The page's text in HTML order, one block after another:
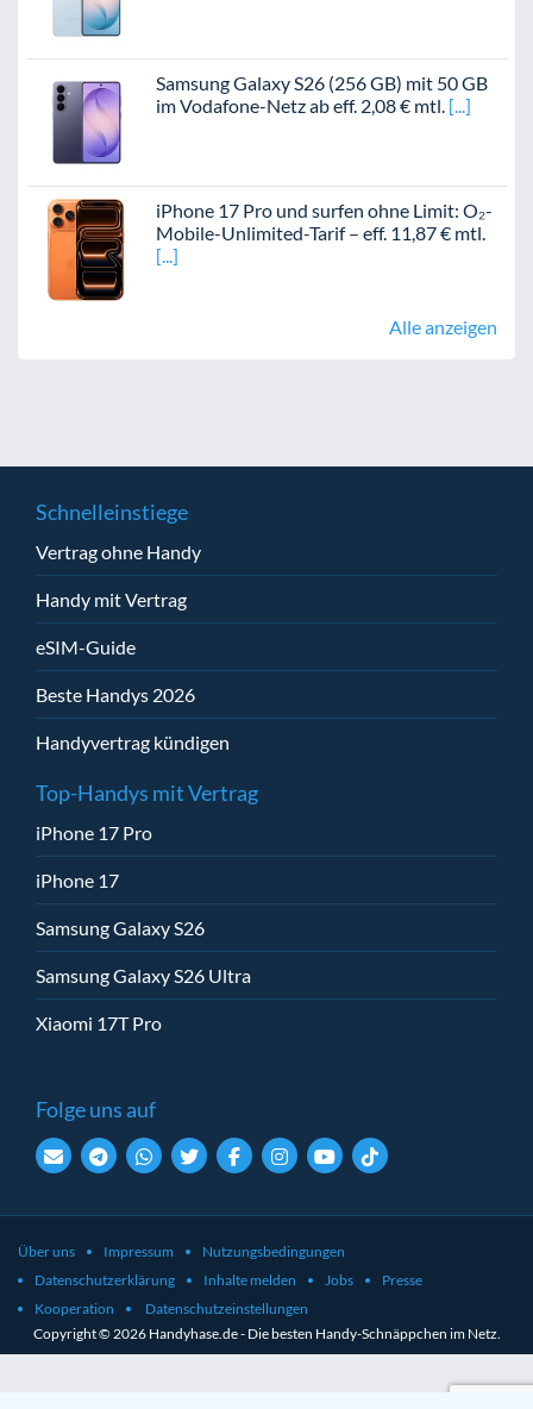
Samsung Galaxy S26 (256 GB) mit 50 GB
im Vodafone-Netz ab eff. 2,08 € mtl.
iPhone 17 Pro und surfen ohne Limit: O₂-
Mobile-Unlimited-Tarif – eff. 11,87 € mtl.
Alle anzeigen
Schnelleinstiege
Vertrag ohne Handy
Handy mit Vertrag
eSIM-Guide
Beste Handys 2026
Handyvertrag kündigen
Top-Handys mit Vertrag
iPhone 17 Pro
iPhone 17
Samsung Galaxy S26
Samsung Galaxy S26 Ultra
Xiaomi 17T Pro
Folge uns auf
Über uns Impressum
Nutzungsbedingungen
Datenschutzerklärung
Inhalte melden Jobs
Presse
Kooperation
Datenschutzeinstellungen
Copyright © 2026 Handyhase.de - Die besten Handy-Schnäppchen im Netz.